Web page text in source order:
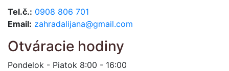
Tel.č.: 0908 806 701
Email: zahradalijana@gmail.com
Otváracie hodiny
Pondelok - Piatok 8:00 - 16:00